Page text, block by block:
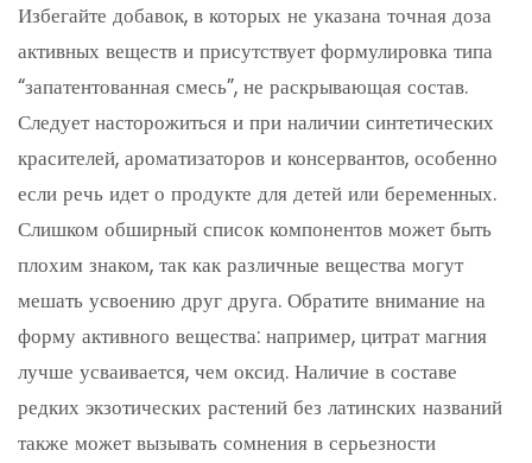
Избегайте добавок, в которых не указана точная доза
активных веществ и присутствует формулировка типа
“запатентованная смесь”, не раскрывающая состав.
Следует насторожиться и при наличии синтетических
красителей, ароматизаторов и консервантов, особенно
если речь идет о продукте для детей или беременных.
Слишком обширный список компонентов может быть
плохим знаком, так как различные вещества могут
мешать усвоению друг друга. Обратите внимание на
форму активного вещества: например, цитрат магния
лучше усваивается, чем оксид. Наличие в составе
редких экзотических растений без латинских названий
также может вызывать сомнения в серьезности